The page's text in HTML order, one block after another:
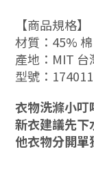
【商品規格】
材質 ：45%
產地 ： MIT 台
型號 ：174011
衣物洗滌小叮
新衣建議先下
他衣物分開單